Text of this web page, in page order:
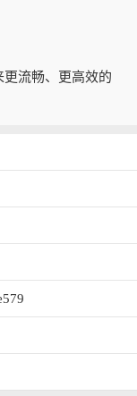
流畅、更高效的